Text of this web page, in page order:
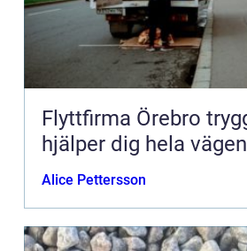
Flyttfirma Örebro trygg flytt
hjälper dig hela vägen
Alice Pettersson